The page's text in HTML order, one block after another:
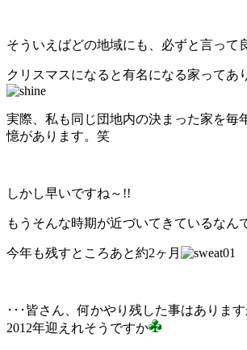
そういえばどの地域にも、必ずと言って
クリスマスになると有名になる家ってあ
実際、私も同じ団地内の決まった家を毎
憶があります。笑
しかし早いですね～!!
もうそんな時期が近づいてきているなん
今年も残すところあと約2ヶ月
･･･皆さん、何かやり残した事はありま
2012年迎えれそうですか